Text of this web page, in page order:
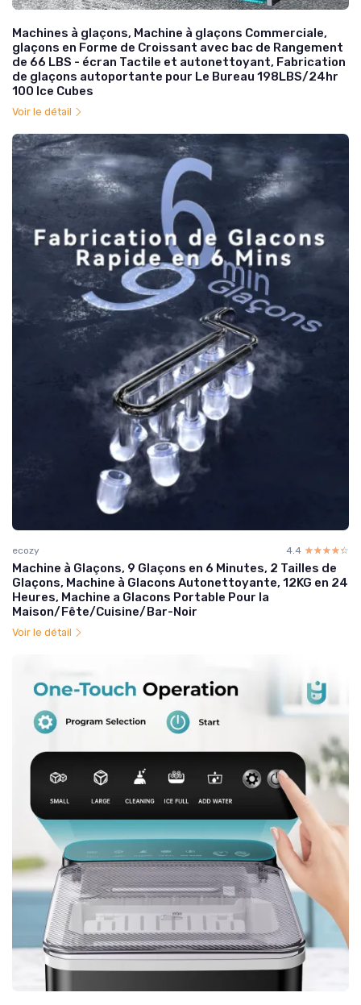
Machines à glaçons, Machine à glaçons Commerciale,
glaçons en Forme de Croissant avec bac de Rangement
de 66 LBS - écran Tactile et autonettoyant, Fabrication
de glaçons autoportante pour Le Bureau 198LBS/24hr
100 Ice Cubes
Voir le détail
ecozy 4.4 ☆☆☆☆☆
★★★★★
Machine à Glaçons, 9 Glaçons en 6 Minutes, 2 Tailles de
Glaçons, Machine à Glacons Autonettoyante, 12KG en 24
Heures, Machine a Glacons Portable Pour la
Maison/Fête/Cuisine/Bar-Noir
Voir le détail